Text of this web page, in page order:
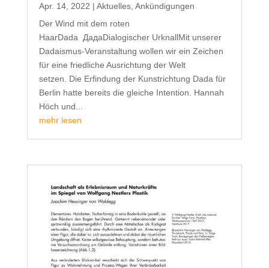
Apr. 14, 2022 | Aktuelles, Ankündigungen
Der Wind mit dem roten
HaarDada ДадаDialogischer UrknallMit unserer
Dadaismus-Veranstaltung wollen wir ein Zeichen
für eine friedliche Ausrichtung der Welt
setzen. Die Erfindung der Kunstrichtung Dada für
Berlin hatte bereits die gleiche Intention. Hannah
Höch und...
mehr lesen